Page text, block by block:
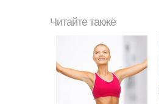
Читайте также